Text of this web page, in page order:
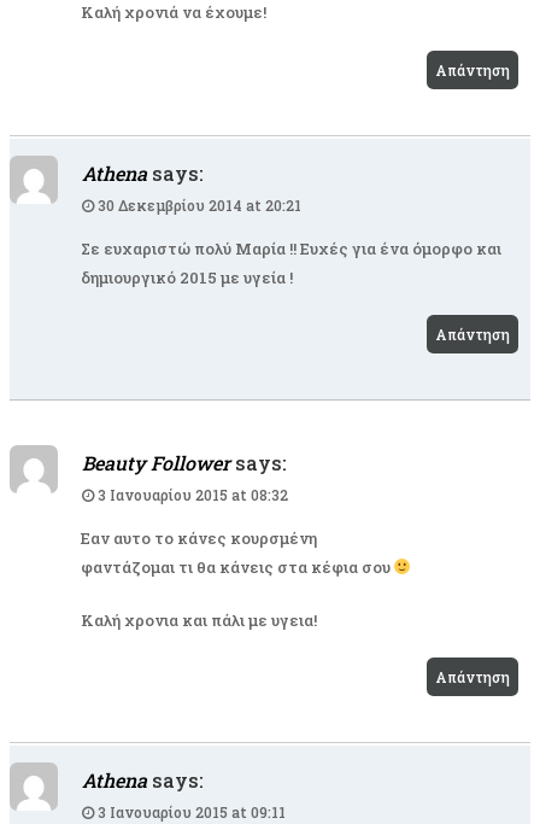
Καλή χρονιά να έχουμε!
Απάντηση
Athena says:
30 Δεκεμβρίου 2014 at 20:21
Σε ευχαριστώ πολύ Μαρία !! Ευχές για ένα όμορφο και
δημιουργικό 2015 με υγεία !
Απάντηση
Beauty Follower says:
3 Ιανουαρίου 2015 at 08:32
Εαν αυτο το κάνες κουρσμένη
φαντάζομαι τι θα κάνεις στα κέφια σου
Καλή χρονια και πάλι με υγεια!
Απάντηση
Athena says:
3 Ιανουαρίου 2015 at 09:11